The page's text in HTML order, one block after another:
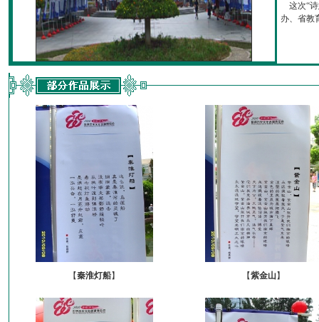
这次“诗
办、省教
【秦淮灯船】 【紫金山】